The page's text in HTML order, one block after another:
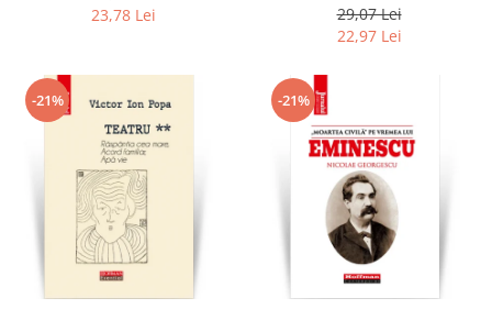
23,78 Lei
29,07 Lei
22,97 Lei
-21% -21%